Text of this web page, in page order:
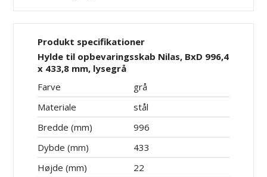
Produkt specifikationer
Hylde til opbevaringsskab Nilas, BxD 996,4
x 433,8 mm, lysegrå
Farve
grå
Materiale
stål
Bredde (mm)
996
Dybde (mm)
433
Højde (mm)
22